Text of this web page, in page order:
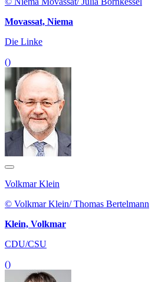
Movassat, Niema
Die Linke
()
Volkmar Klein
© Volkmar Klein/ Thomas Bertelmann
Klein, Volkmar
CDU/CSU
()